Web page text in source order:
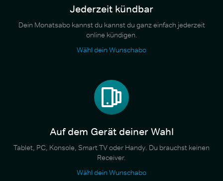
Jederzeit kündbar
Dein Monatsabo kannst du kannst du ganz einfach jederzeit
online kündigen.
Wähl dein Wunschabo
Auf dem Gerät deiner Wahl
Tablet, PC, Konsole, Smart TV oder Handy. Du brauchst keinen
Receiver.
Wähl dein Wunschabo